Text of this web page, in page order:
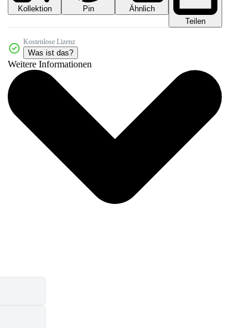
Kollektion Pin
Ähnlich
Teilen
Kostenlose Lizenz
Was ist das?
Weitere Informationen